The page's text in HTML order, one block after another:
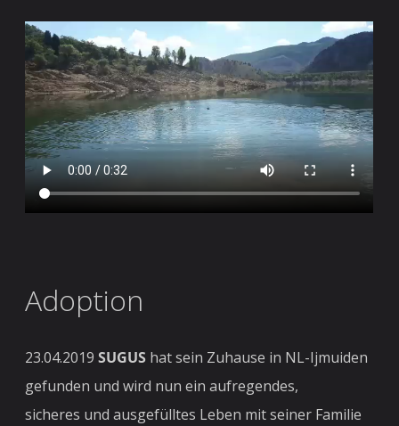
Adoption
23.04.2019SUGUS hat sein Zuhause in NL-Ijmuiden
gefunden und wird nun ein aufregendes,
sicheres und ausgefülltes Leben mit seiner Familie